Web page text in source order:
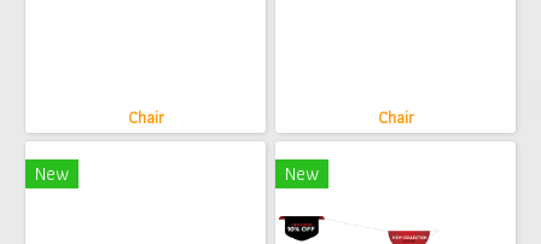
Chair Chair
New New